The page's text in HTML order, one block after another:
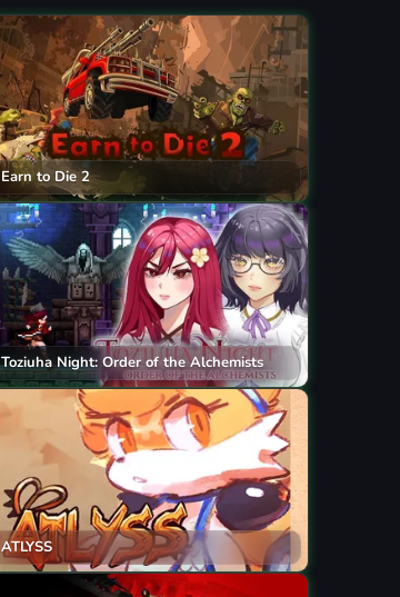
Earn to Die 2
Toziuha Night: Order of the Alchemists
ATLYSS